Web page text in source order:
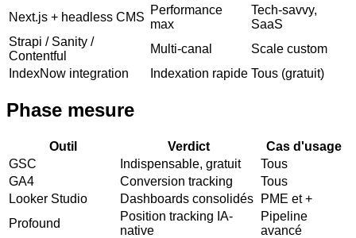
Next.js + headless CMS
Performance
max
Tech-savvy,
SaaS
Strapi / Sanity /
Contentful
Multi-canal
Scale custom
IndexNow integration
Indexation rapide Tous (gratuit)
Phase mesure
Outil Verdict
Cas d'usage
GSC
Indispensable, gratuit
Tous
GA4
Conversion tracking
Tous
Looker Studio
Dashboards consolidés
PME et +
Profound
Position tracking IA-
native
Pipeline
avancé